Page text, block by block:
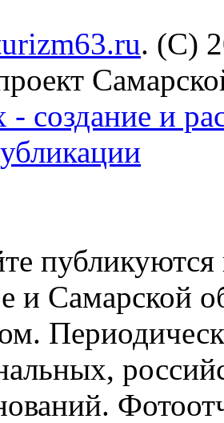
. (C)
- создание и
публикуются
и Самарской